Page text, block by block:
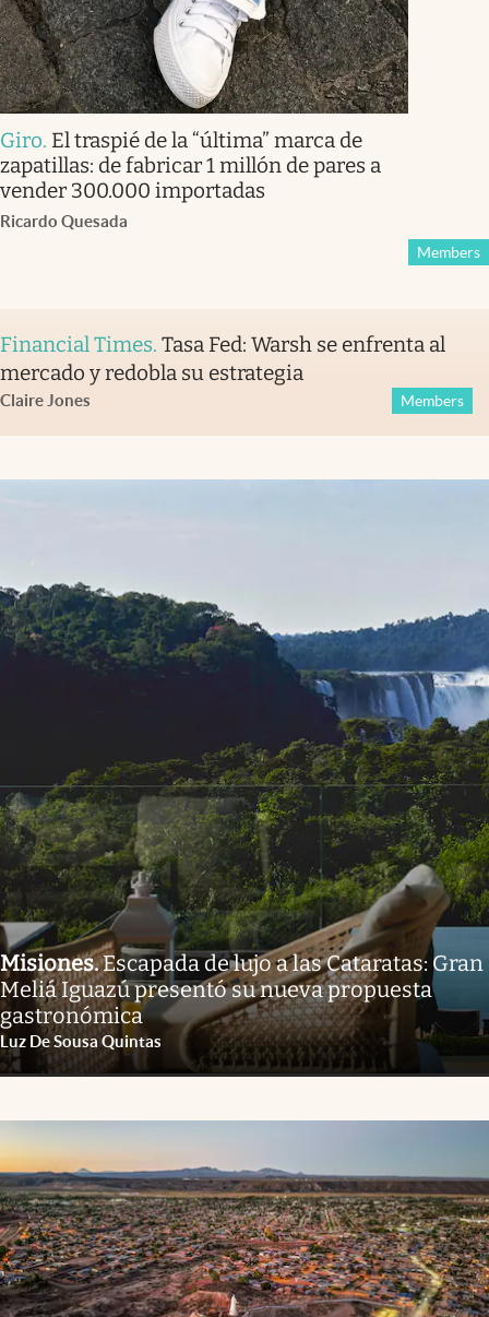
Giro. El traspié de la “última” marca de
zapatillas: de fabricar 1 millón de pares a
vender 300.000 importadas
Ricardo Quesada
Members
Financial Times. Tasa Fed: Warsh se enfrenta al
mercado y redobla su estrategia
Claire Jones Members
Misiones.Escapada de lujo a las Cataratas: Gran
Meliá Iguazú presentó su nueva propuesta
gastronómica
Luz De Sousa Quintas